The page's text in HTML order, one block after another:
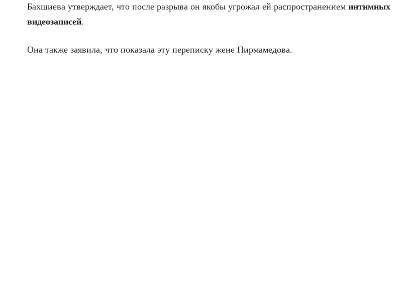
Бахшиева утверждает, что после разрыва он якобы угрожал ей распространением интимных
видеозаписей.
Она также заявила, что показала эту переписку жене Пирмамедова.